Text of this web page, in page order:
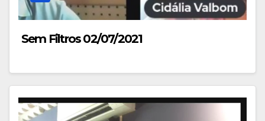
Sem Filtros 02/07/2021